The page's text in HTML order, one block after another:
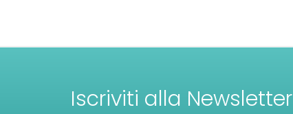
Iscriviti alla Newsletter